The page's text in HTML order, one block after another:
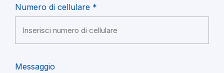
Numero di cellulare *
Messaggio